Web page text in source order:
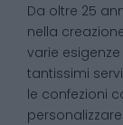
Da oltre 25
nella
varie
tantissimi
le confezioni